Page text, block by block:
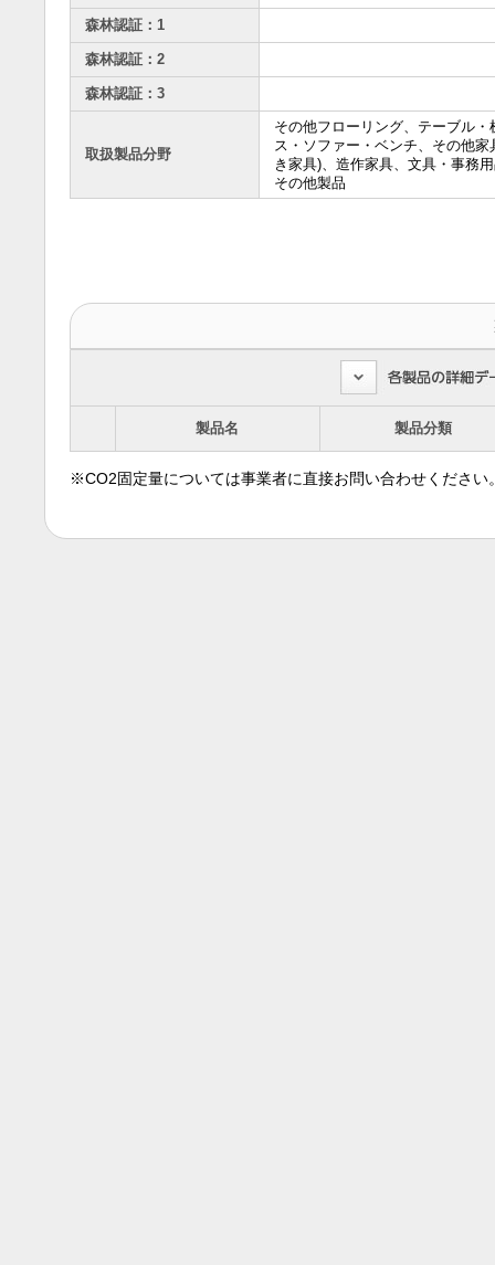
森林認証：1
森林認証：2
森林認証：3
取扱製品分野
その他フローリング、テーブル・
ス・ソファー・ベンチ、その他家
き家具)、造作家具、文具・事務
その他製品
製品名 製品分類
※CO2固定量については事業者に直接お問い合わせください